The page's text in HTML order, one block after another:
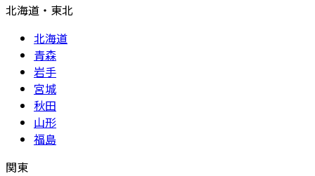
北海道・東北
北海道
青森
岩手
宮城
秋田
山形
福島
関東